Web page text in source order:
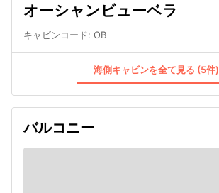
オーシャンビューベラ
キャビンコード: OB
海側キャビンを全て見る (5件)
バルコニー